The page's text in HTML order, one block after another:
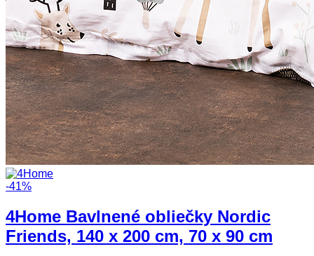
-41%
4Home Bavlnené obliečky Nordic
Friends, 140 x 200 cm, 70 x 90 cm